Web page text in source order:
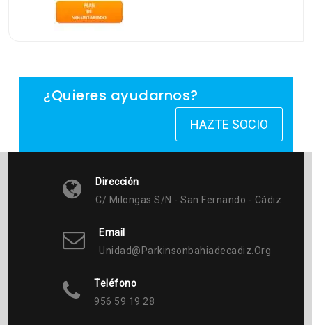
¿Quieres ayudarnos?
HAZTE SOCIO
Dirección
C/ Milongas S/n - San Fernando - Cádiz
Email
Unidad@parkinsonbahiadecadiz.org
Teléfono
956 59 19 28